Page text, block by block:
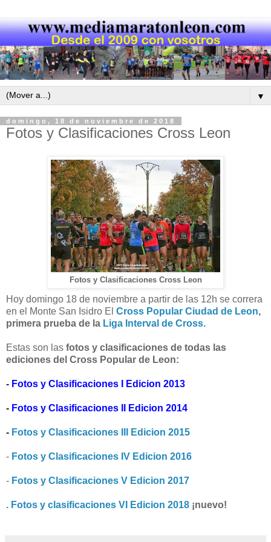
▼
domingo, 18 de noviembre de 2018
Fotos y Clasificaciones Cross Leon
Fotos y Clasificaciones Cross Leon
Hoy domingo 18 de noviembre a partir de las 12h se correra
en el Monte San Isidro El Cross Popular Ciudad de Leon,
primera prueba de la Liga Interval de Cross.
Estas son las fotos y clasificaciones de todas las
ediciones del Cross Popular de Leon:
- Fotos y Clasificaciones I Edicion 2013
- Fotos y Clasificaciones II Edicion 2014
- Fotos y Clasificaciones III Edicion 2015
- Fotos y Clasificaciones IV Edicion 2016
- Fotos y Clasificaciones V Edicion 2017
. Fotos y clasificaciones VI Edicion 2018 ¡nuevo!